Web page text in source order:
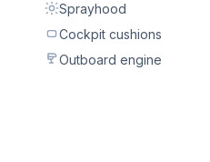
Sprayhood
Cockpit cushions
Outboard engine